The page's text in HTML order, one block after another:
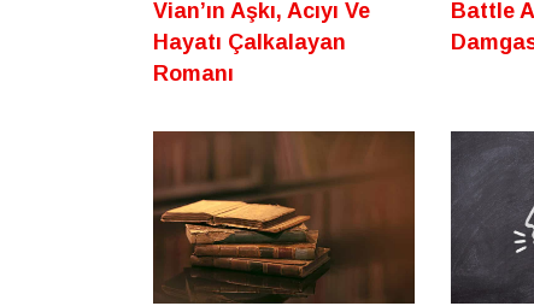
Vian’ın Aşkı, Acıyı Ve
Hayatı Çalkalayan
Romanı
Battle